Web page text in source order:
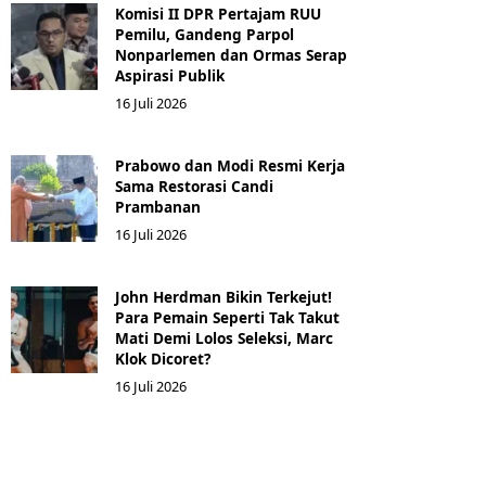
Komisi II DPR Pertajam RUU
Pemilu, Gandeng Parpol
Nonparlemen dan Ormas Serap
Aspirasi Publik
16 Juli 2026
Prabowo dan Modi Resmi Kerja
Sama Restorasi Candi
Prambanan
16 Juli 2026
John Herdman Bikin Terkejut!
Para Pemain Seperti Tak Takut
Mati Demi Lolos Seleksi, Marc
Klok Dicoret?
16 Juli 2026